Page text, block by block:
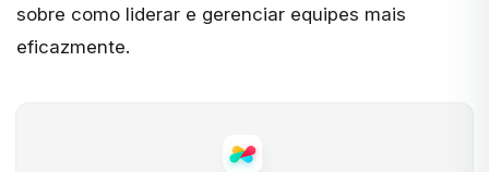
sobre como liderar e gerenciar equipes mais
eficazmente.